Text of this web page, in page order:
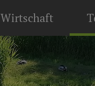
Wirtschaft